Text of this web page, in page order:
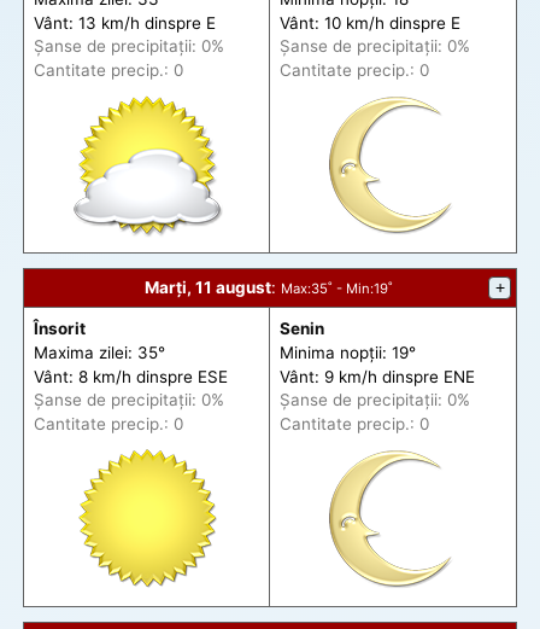
Vânt: 13 km/h dinspre E
Șanse de precipitații: 0%
Cantitate precip.: 0
Vânt: 10 km/h dinspre E
Șanse de precipitații: 0%
Cantitate precip.: 0
Marți, 11 august: Max:35˚ - Min:19˚ +
Însorit
Maxima zilei: 35°
Vânt: 8 km/h dinspre ESE
Șanse de precipitații: 0%
Cantitate precip.: 0
Senin
Minima nopții: 19°
Vânt: 9 km/h dinspre ENE
Șanse de precipitații: 0%
Cantitate precip.: 0